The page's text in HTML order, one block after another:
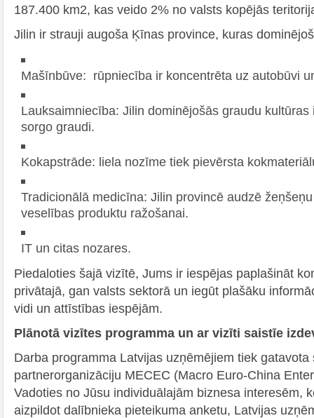
187.400 km2, kas veido 2% no valsts kopējās
Jilin ir strauji augoša Ķīnas province, kuras
Mašīnbūve: rūpniecība ir koncentrēta uz autobūvi
Lauksaimniecība: Jilin dominējošās graudu
sorgo graudi.
Kokapstrāde: liela nozīme tiek pievērsta
Tradicionālā medicīna: Jilin provincē audzē
veselības produktu ražošanai.
IT un citas nozares.
Piedaloties šajā vizītē, Jums ir iespējas paplašināt
privātajā, gan valsts sektorā un iegūt plašāku
vidi un attīstības iespējām.
Plānotā vizītes programma un ar vizīti saistīe
Darba programma Latvijas uzņēmējiem tiek
partnerorganizāciju MECEC (Macro Euro-China
Vadoties no Jūsu individuālajām biznesa interesēm,
aizpildot dalībnieka pieteikuma anketu, Latvijas